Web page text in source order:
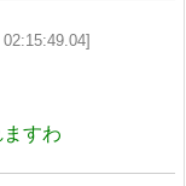
02:15:49.04]
すわ